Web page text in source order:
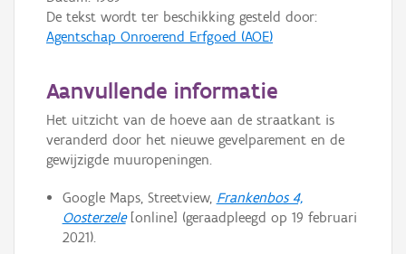
De tekst wordt ter beschikking gesteld door:
Agentschap Onroerend Erfgoed (AOE)
Aanvullende informatie
Het uitzicht van de hoeve aan de straatkant is
veranderd door het nieuwe gevelparement en de
gewijzigde muuropeningen.
Google Maps, Streetview, Frankenbos 4,
Oosterzele[online] (geraadpleegd op 19 februari
2021).